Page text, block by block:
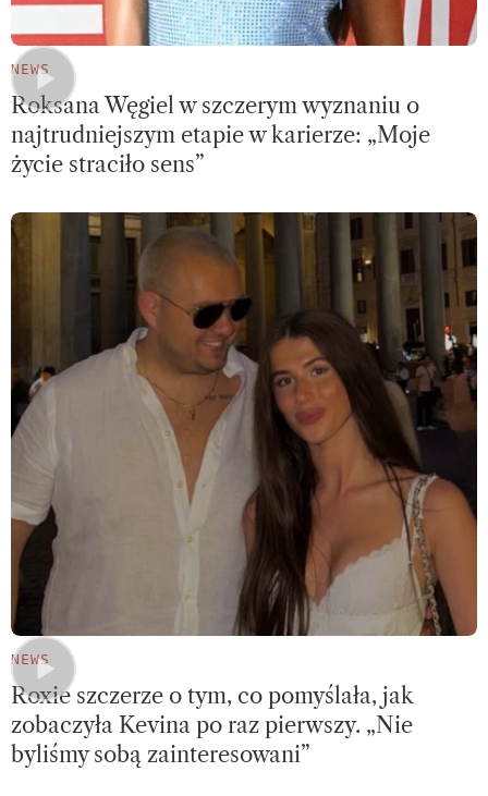
NEWS
Roksana Węgiel w szczerym wyznaniu o
najtrudniejszym etapie w karierze: „Moje
życie straciło sens”
NEWS
Roxie szczerze o tym, co pomyślała, jak
zobaczyła Kevina po raz pierwszy. „Nie
byliśmy sobą zainteresowani”